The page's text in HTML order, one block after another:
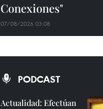
Conexiones"
07/08/2026 03:08
PODCAST
Actualidad: Efectúan